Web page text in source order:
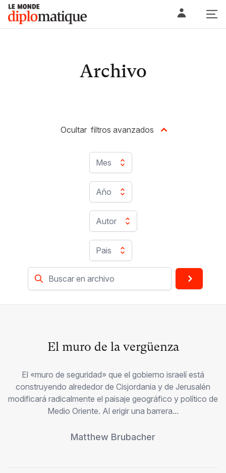
Skip
content
Le monde diplomatique
Archivo
Mes
Año
Autor
Pais
Ocultar filtros avanzados
El muro de la vergüenza
El «muro de seguridad» que el gobierno israelí está
construyendo alrededor de Cisjordania y de Jerusalén
modificará radicalmente el paisaje geográfico y político de
Medio Oriente. Al erigir una barrera...
Matthew Brubacher